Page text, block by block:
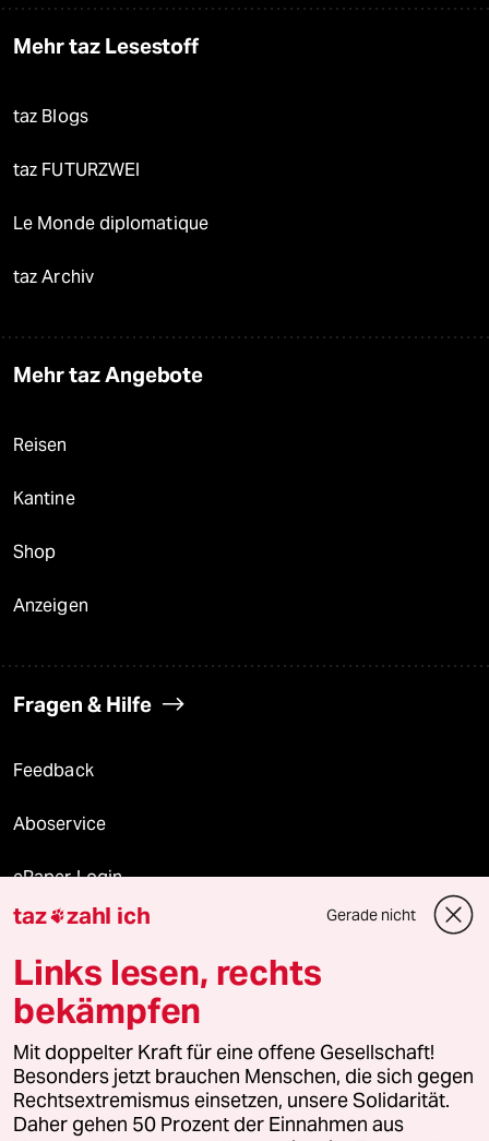
Mehr taz Lesestoff
taz Blogs
taz FUTURZWEI
Le Monde diplomatique
taz Archiv
Mehr taz Angebote
Reisen
Kantine
Shop
Anzeigen
Fragen & Hilfe
Feedback
Aboservice
ePaper Login
Downloads für Abonnierende
© 2026 taz Verlags und Vertriebs GmbH
Alle Rechte vorbehalten. Bei rechtlichen Fragen oder für Genehmigungen
wenden Sie sich bitte an lizenzen@taz.de
Feedback Redaktionsstatut Kommune-Richtlinien
taz zahl ich Gerade nicht
Links lesen, rechts
bekämpfen
Mit doppelter Kraft für eine offene Gesellschaft!
Besonders jetzt brauchen Menschen, die sich gegen
Rechtsextremismus einsetzen, unsere Solidarität.
Daher gehen 50 Prozent der Einnahmen aus